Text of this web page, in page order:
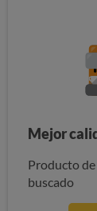
Mejor
Producto
buscado